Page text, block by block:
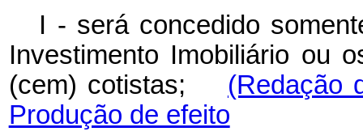
I - será concedido
Investimento Imobiliário ou
(cem) cotistas;
(Redação
Produção de efeito